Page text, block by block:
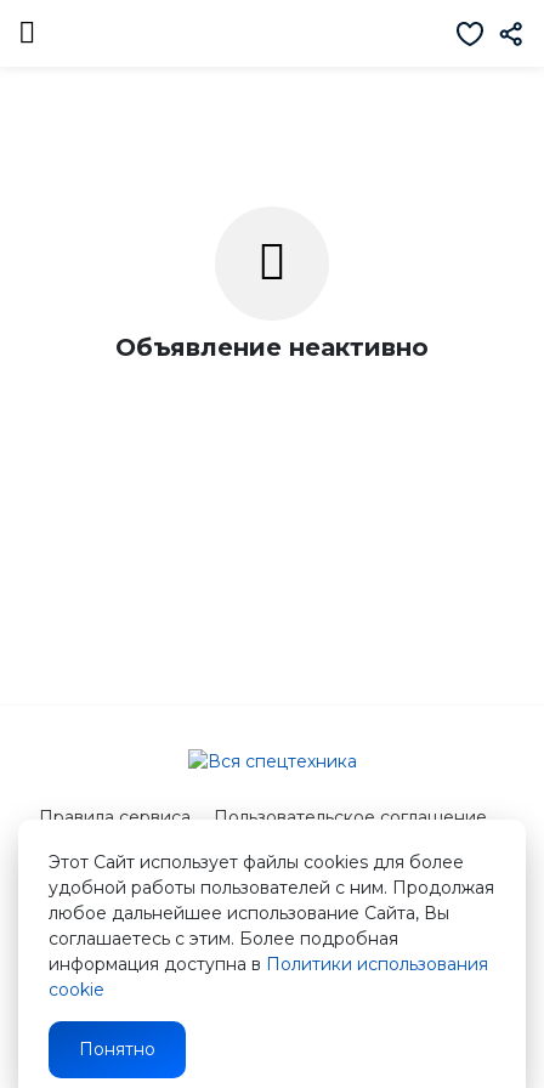
Объявление неактивно
Этот Сайт использует файлы cookies для более
удобной работы пользователей с ним. Продолжая
любое дальнейшее использование Сайта, Вы
соглашаетесь с этим. Более подробная
информация доступна в Политики использования
cookie
Понятно
Правила сервиса
Пользовательское соглашение
© 2026 Вся спецтехника
info@vstshop.ru